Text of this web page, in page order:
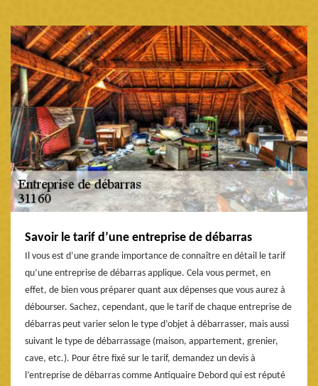
Savoir le tarif d’une entreprise de débarras
Il vous est d’une grande importance de connaître en détail le tarif
qu’une entreprise de débarras applique. Cela vous permet, en
effet, de bien vous préparer quant aux dépenses que vous aurez à
débourser. Sachez, cependant, que le tarif de chaque entreprise de
débarras peut varier selon le type d’objet à débarrasser, mais aussi
suivant le type de débarrassage (maison, appartement, grenier,
cave, etc.). Pour être fixé sur le tarif, demandez un devis à
l’entreprise de débarras comme Antiquaire Debord qui est réputé